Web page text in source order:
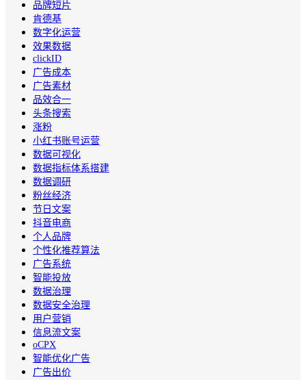
品牌短片
肯德基
数字化运营
效果数据
clickID
广告成本
广告素材
品效合一
头条搜索
涨粉
小红书账号运营
数据可视化
数据指标体系搭建
数据调研
粉丝经济
节日文案
抖音电商
个人品牌
个性化推荐算法
广告系统
智能投放
数据治理
数据安全治理
用户营销
信息流文案
oCPX
智能优化广告
广告出价